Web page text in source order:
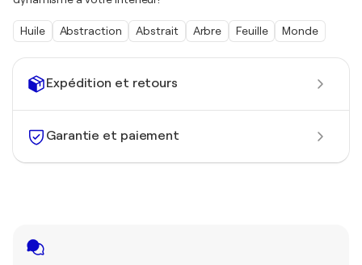
Expédition et retours
Garantie et paiement
Huile Abstraction Abstrait Arbre Feuille Monde